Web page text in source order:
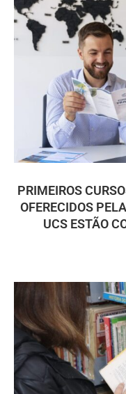
PRIMEIROS
OFERECIDOS
UCS ESTÃO